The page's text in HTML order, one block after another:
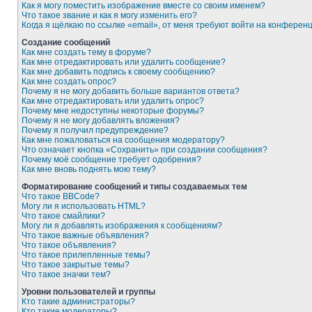
Как я могу поместить изображение вместе со своим именем?
Что такое звание и как я могу изменить его?
Когда я щёлкаю по ссылке «email», от меня требуют войти на
Создание сообщений
Как мне создать тему в форуме?
Как мне отредактировать или удалить сообщение?
Как мне добавить подпись к своему сообщению?
Как мне создать опрос?
Почему я не могу добавить больше вариантов ответа?
Как мне отредактировать или удалить опрос?
Почему мне недоступны некоторые форумы?
Почему я не могу добавлять вложения?
Почему я получил предупреждение?
Как мне пожаловаться на сообщения модератору?
Что означает кнопка «Сохранить» при создании сообщения?
Почему моё сообщение требует одобрения?
Как мне вновь поднять мою тему?
Форматирование сообщений и типы создаваемых тем
Что такое BBCode?
Могу ли я использовать HTML?
Что такое смайлики?
Могу ли я добавлять изображения к сообщениям?
Что такое важные объявления?
Что такое объявления?
Что такое прилепленные темы?
Что такое закрытые темы?
Что такое значки тем?
Уровни пользователей и группы
Кто такие администраторы?